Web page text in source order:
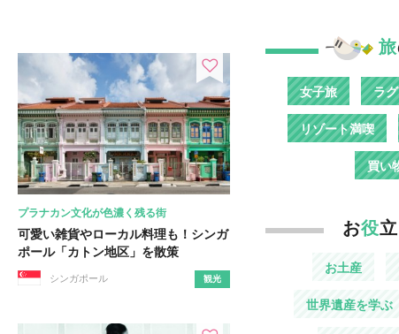
プラナカン文化が色濃く残る街
可愛い雑貨やローカル料理も！シンガ
ポール「カトン地区」を散策
シンガポール 観光
旅
女子旅 ラ
リゾート満喫
買い
お役
お土産
世界遺産を学ぶ